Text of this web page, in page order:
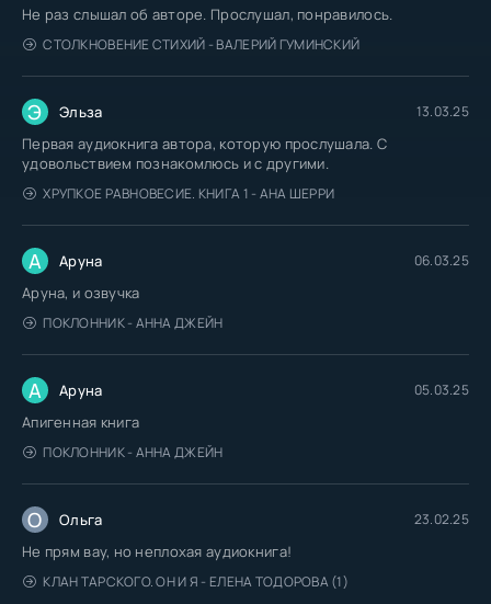
Не раз слышал об авторе. Прослушал, понравилось.
СТОЛКНОВЕНИЕ СТИХИЙ - ВАЛЕРИЙ ГУМИНСКИЙ
Э Эльза 13.03.25
Первая аудиокнига автора, которую прослушала. С
удовольствием познакомлюсь и с другими.
ХРУПКОЕ РАВНОВЕСИЕ. КНИГА 1 - АНА ШЕРРИ
А Аруна 06.03.25
Аруна, и озвучка
ПОКЛОННИК - АННА ДЖЕЙН
А Аруна 05.03.25
Апигенная книга
ПОКЛОННИК - АННА ДЖЕЙН
О Ольга 23.02.25
Не прям вау, но неплохая аудиокнига!
КЛАН ТАРСКОГО. ОН И Я - ЕЛЕНА ТОДОРОВА (1)